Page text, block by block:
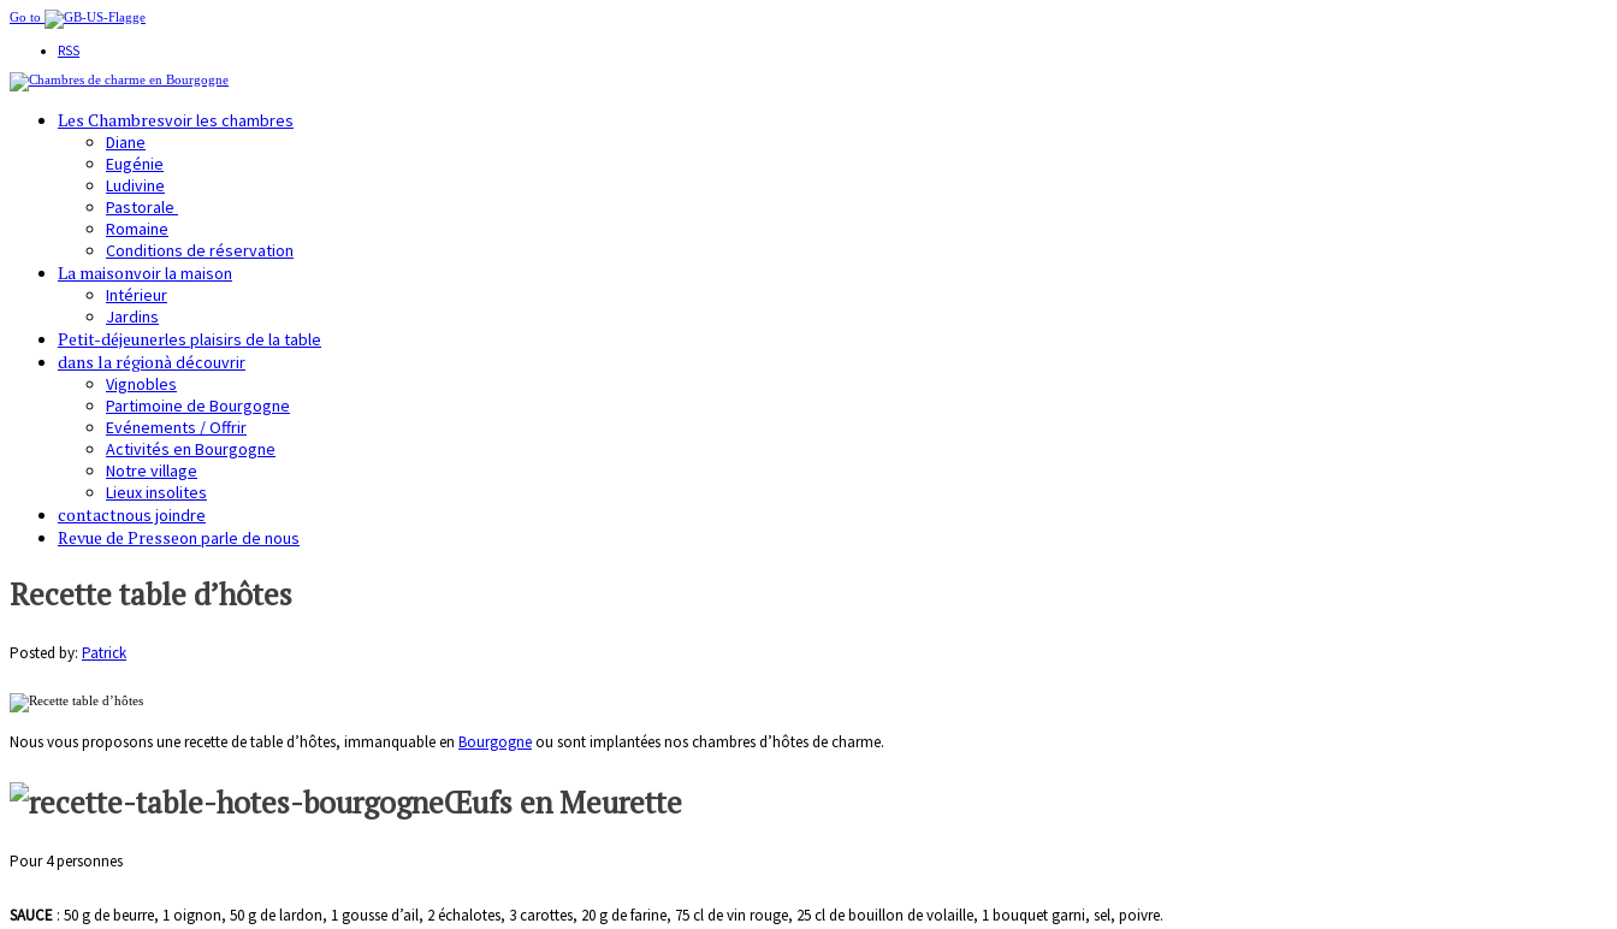
Go to
RSS
Les Chambresvoir les chambres
Diane
Eugénie
Ludivine
Pastorale
Romaine
Conditions de réservation
La maisonvoir la maison
Intérieur
Jardins
Petit-déjeunerles plaisirs de la table
dans la régionà découvrir
Vignobles
Partimoine de Bourgogne
Evénements / Offrir
Activités en Bourgogne
Notre village
Lieux insolites
contactnous joindre
Revue de Presseon parle de nous
Recette table d’hôtes
Posted by: Patrick
Nous vous proposons une recette de table d’hôtes, immanquable en Bourgogneou sont implantées nos chambres d’hôtes de charme.
Œufs en Meurette
Pour 4 personnes
SAUCE : 50 g de beurre, 1 oignon, 50 g de lardon, 1 gousse d’ail, 2 échalotes, 3 carottes, 20 g de farine, 75 cl de vin rouge, 25 cl de bouillon de volaille, 1 bouquet garni, sel, poivre.